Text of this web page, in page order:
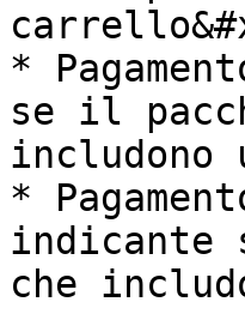
*
se il
includono
*
indicante
che